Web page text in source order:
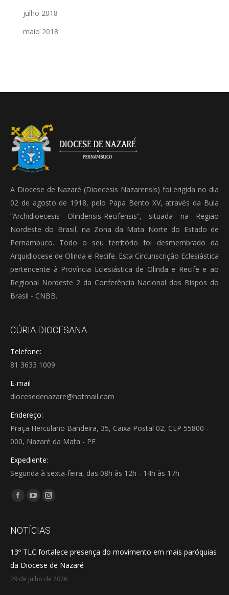
julho 2018
maio 2018
A Diocese de Nazaré (Dioecesis Nazarensis) foi erigida no dia
02 de agosto de 1918, pelo Papa Bento XV, através da Bula
“Archidioecesis Olindensis-Recifensis”, situada na Região
Nordeste do Brasil, na Zona da Mata Norte do Estado de
Pernambuco. Todo o seu território foi desmembrado da
Arquidiocese de Olinda e Recife. Esta Circunscrição Eclesiástica
pertencente à Província Eclesiástica de Olinda e Recife e ao
Regional Nordeste 2 da Conferência Nacional dos Bispos do
Brasil - CNBB.
CÚRIA DIOCESANA
Telefone:
81 3633 1009
E-mail
diocesedenazare@hotmail.com
Endereço:
Praça Herculano Bandeira, 35, Caixa Postal 02, CEP 55800 -
000, Nazaré da Mata - PE
Expediente:
Segunda à sexta-feira, das 08h às 12h - 14h às 17h
Encontre-nos em:
Facebook
opens
new
window
YouTube
opens
new
window
Instagram
opens
new
window
NOTÍCIAS
13º TLC fortalece presença do movimento em mais paróquias
da Diocese de Nazaré
29 de julho de 2026